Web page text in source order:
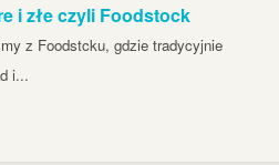
i złe czyli Foodstock
z Foodstcku, gdzie tradycyjnie
i...